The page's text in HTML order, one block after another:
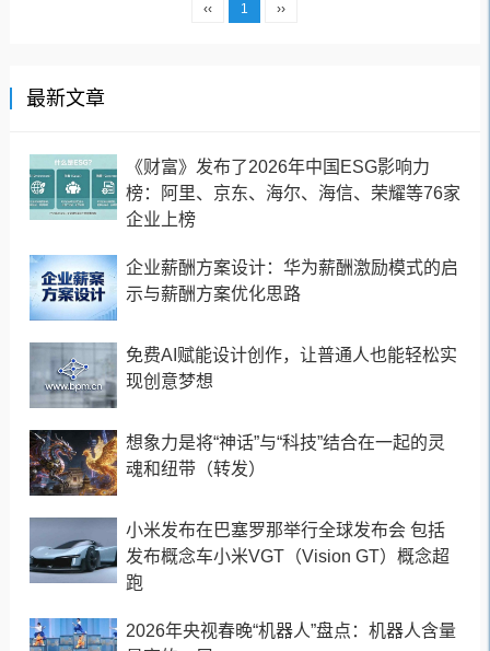
‹‹ 1 ››
最新文章
《财富》发布了2026年中国ESG影响力
榜：阿里、京东、海尔、海信、荣耀等76家
企业上榜
企业薪酬方案设计：华为薪酬激励模式的启
示与薪酬方案优化思路
免费AI赋能设计创作，让普通人也能轻松实
现创意梦想
想象力是将“神话”与“科技”结合在一起的灵
魂和纽带（转发）
小米发布在巴塞罗那举行全球发布会 包括
发布概念车小米VGT（Vision GT）概念超
跑
2026年央视春晚“机器人”盘点：机器人含量